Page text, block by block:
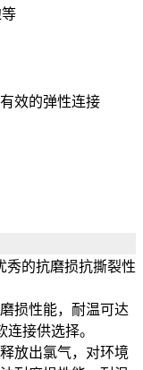
效的弹性连接
的抗磨损抗撕裂性
损性能，耐温可达
连接供选择。
放出氯气，对环境